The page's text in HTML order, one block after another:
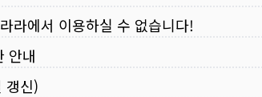
라에서 이용하실 수 없습니다!
안내
갱신)